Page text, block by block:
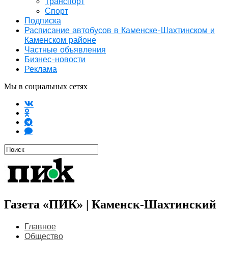
Спорт
Подписка
Расписание автобусов в Каменске-Шахтинском и
Каменском районе
Частные объявления
Бизнес-новости
Реклама
Мы в социальных сетях
Газета «ПИК» | Каменск-Шахтинский
Главное
Общество